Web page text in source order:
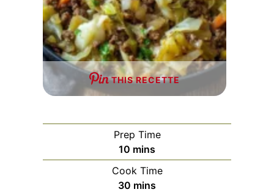
THIS RECETTE
Prep Time
10 minutes
mins
Cook Time
30 minutes
mins